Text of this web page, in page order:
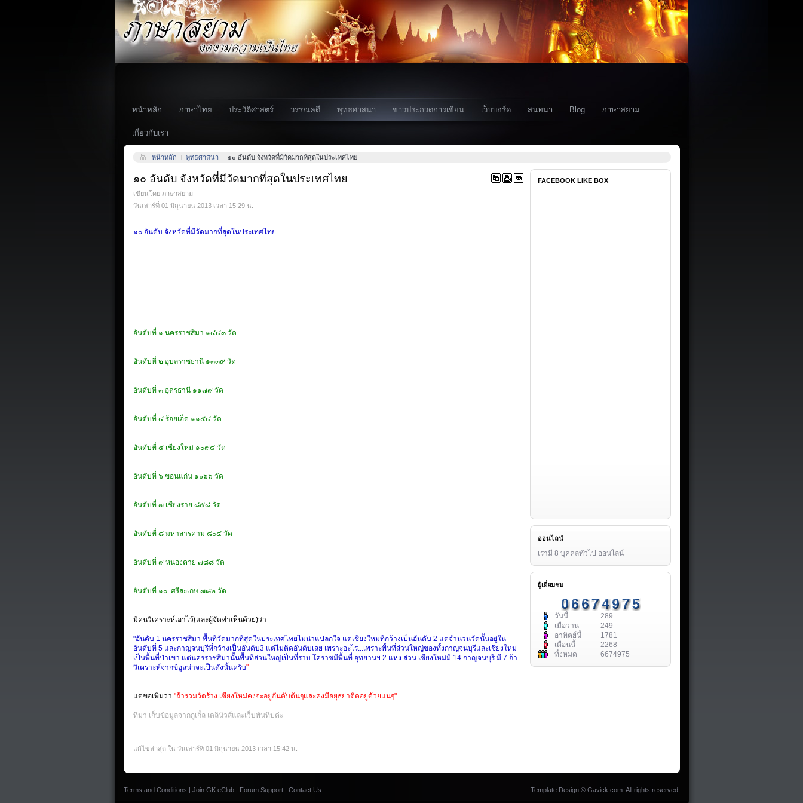
หน้าหลัก ภาษาไทย ประวัติศาสตร์ วรรณคดี พุทธศาสนา ข่าวประกวดการเขียน เว็บบอร์ด สนทนา Blog ภาษาสยาม
เกี่ยวกับเรา
หน้าหลัก พุทธศาสนา ๑๐ อันดับ จังหวัดที่มีวัดมากที่สุดในประเทศไทย
๑๐ อันดับ จังหวัดที่มีวัดมากที่สุดในประเทศไทย
เขียนโดย ภาษาสยาม
วันเสาร์ที่ 01 มิถุนายน 2013 เวลา 15:29 น.
๑๐อันดับ จังหวัดที่มีวัดมากที่สุดในประเทศไทย
อันดับที่๑ นครราชสีมา ๑๔๔๓ วัด
อันดับที่๒ อุบลราชธานี๑๓๓๙ วัด
อันดับที่๓ อุดรธานี ๑๑๗๙ วัด
อันดับที่๔ ร้อยเอ็ด ๑๑๕๔ วัด
อันดับที่๕ เชียงใหม่ ๑๐๙๔ วัด
อันดับที่๖ ขอนแก่น ๑๐๖๖ วัด
อันดับที่๗ เชียงราย ๘๕๘ วัด
อันดับที่๘ มหาสารคาม ๘๐๔ วัด
อันดับที่๙ หนองคาย ๗๘๘ วัด
อันดับที่๑๐ ศรีสะเกษ ๗๘๒ วัด
มีคนวิเคราะห์เอาไว้(และผู้จัดทำเห็นด้วย)ว่า
"อันดับ 1 นครราชสีมา พื้นที่วัดมากที่สุดในประเทศไทยไม่น่าแปลกใจ แต่เชียงใหม่ที่กว้างเป็นอันดับ 2 แต่จำนวนวัดนั้นอยู่ใน
อันดับที่ 5 และกาญจนบุรีที่กว้างเป็นอันดับ3 แต่ไม่ติดอันดับเลย เพราะอะไร...เพราะพื้นที่ส่วนใหญ่ของทั้งกาญจนบุรีและเชียงใหม่
เป็นพื้นที่ป่าเขา แต่นครราชสีมานั้นพื้นที่ส่วนใหญ่เป็นที่ราบ โคราชมีพื้นที่ อุทยานฯ 2 แห่ง ส่วน เชียงใหม่มี 14 กาญจนบุรีมี 7 ถ้า
วิเคราะห์จากข้อูลน่าจะเป็นดังนั้นครับ"
แต่ขอเพิ่มว่า "ถ้ารวมวัดร้าง เชียงใหม่คงจะอยู่อันดับต้นๆและคงมีอยุธยาติดอยู่ด้วยแน่ๆ"
ที่มา เก็บข้อมูลจากกูเกิ้ลเดลินิวส์และเว็บพันทิปค่ะ
แก้ไขล่าสุด ใน วันเสาร์ที่ 01 มิถุนายน 2013 เวลา 15:42 น.
FACEBOOK LIKE BOX
ออนไลน์
เรามี 8 บุคคลทั่วไป ออนไลน์
ผู้เยี่ยมชม
วันนี้
289
เมื่อวาน
249
อาทิตย์นี้
1781
เดือนนี้
2268
ทั้งหมด
6674975
Terms and Conditions | Join GK eClub| Forum Support| Contact Us Template Design © Gavick.com. All rights reserved.